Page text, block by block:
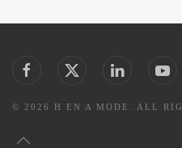
© 2026 H EN A MODE. ALL